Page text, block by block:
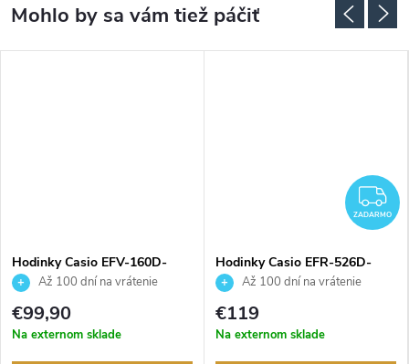
Hodinky Casio EFV-160D-
3AVEFAž 100 dní na vrátenie
tovaru. Autorizovaný predajca.
€99,90
Na externom sklade
ZADARMO
Hodinky Casio EFR-526D-
1AVUEFAž 100 dní na vrátenie
tovaru. Autorizovaný predajca.
€119
Na externom sklade